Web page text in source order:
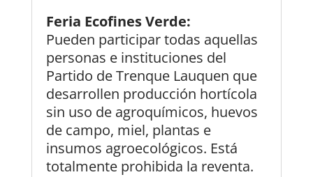
Feria Ecofines Verde:
Pueden participar todas aquellas
personas e instituciones del
Partido de Trenque Lauquen que
desarrollen producción hortícola
sin uso de agroquímicos, huevos
de campo, miel, plantas e
insumos agroecológicos. Está
totalmente prohibida la reventa.